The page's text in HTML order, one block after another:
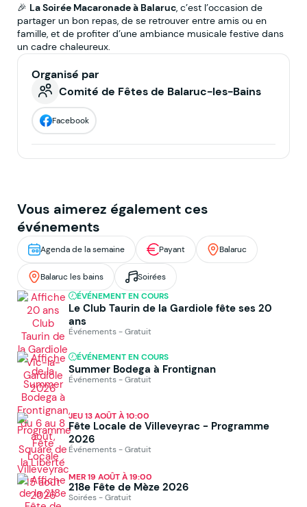
🎉 La Soirée Macaronade à Balaruc, c’est l’occasion de
partager un bon repas, de se retrouver entre amis ou en
famille, et de profiter d’une ambiance musicale festive dans
un cadre chaleureux.
Organisé par
Comité de Fêtes de Balaruc-les-Bains
Facebook
Vous aimerez également ces
événements
Agenda de la semaine Payant Balaruc
Balaruc les bains Soirées
ÉVÉNEMENT EN COURS
Le Club Taurin de la Gardiole fête ses 20
ans
Événements - Gratuit
ÉVÉNEMENT EN COURS
Summer Bodega à Frontignan
Événements - Gratuit
JEU 13 AOÛT À 10:00
Fête Locale de Villeveyrac - Programme
2026
Événements - Gratuit
MER 19 AOÛT À 19:00
218e Fête de Mèze 2026
Soirées - Gratuit